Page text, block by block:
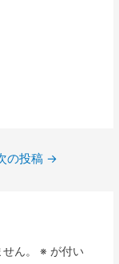
の投稿 →
ん。 ※ が付い